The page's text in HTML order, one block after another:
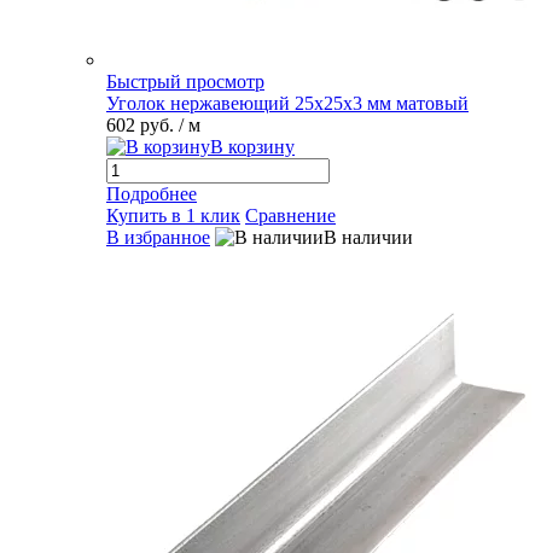
Быстрый просмотр
Уголок нержавеющий 25х25х3 мм матовый
602 руб. / м
В корзину
Подробнее
Купить в 1 клик Сравнение
В избранное
В наличии